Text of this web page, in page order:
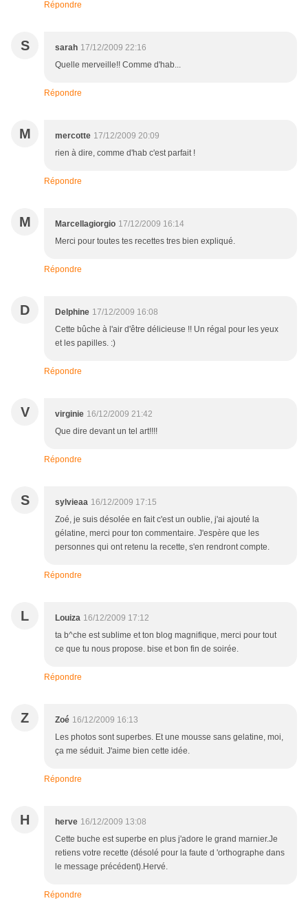
Répondre
S sarah 17/12/2009 22:16
Quelle merveille!! Comme d'hab...
Répondre
M mercotte 17/12/2009 20:09
rien à dire, comme d'hab c'est parfait !
Répondre
M Marcellagiorgio 17/12/2009 16:14
Merci pour toutes tes recettes tres bien expliqué.
Répondre
D Delphine 17/12/2009 16:08
Cette bûche à l'air d'être délicieuse !! Un régal pour les yeux
et les papilles. :)
Répondre
V virginie 16/12/2009 21:42
Que dire devant un tel art!!!!
Répondre
S sylvieaa 16/12/2009 17:15
Zoé, je suis désolée en fait c'est un oublie, j'ai ajouté la
gélatine, merci pour ton commentaire. J'espère que les
personnes qui ont retenu la recette, s'en rendront compte.
Répondre
L Louiza 16/12/2009 17:12
ta b^che est sublime et ton blog magnifique, merci pour tout
ce que tu nous propose. bise et bon fin de soirée.
Répondre
Z Zoé 16/12/2009 16:13
Les photos sont superbes. Et une mousse sans gelatine, moi,
ça me séduit. J'aime bien cette idée.
Répondre
H herve 16/12/2009 13:08
Cette buche est superbe en plus j'adore le grand marnier.Je
retiens votre recette (désolé pour la faute d 'orthographe dans
le message précédent).Hervé.
Répondre